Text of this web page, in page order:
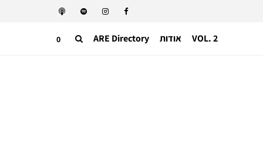
VOL. 2 אודות ARE Directory
0